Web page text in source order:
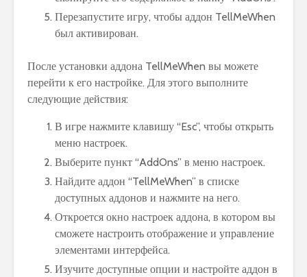
Перезапустите игру, чтобы аддон TellMeWhen
был активирован.
После установки аддона TellMeWhen вы можете
перейти к его настройке. Для этого выполните
следующие действия:
В игре нажмите клавишу “Esc”, чтобы открыть
меню настроек.
Выберите пункт “AddOns” в меню настроек.
Найдите аддон “TellMeWhen” в списке
доступных аддонов и нажмите на него.
Откроется окно настроек аддона, в котором вы
сможете настроить отображение и управление
элементами интерфейса.
Изучите доступные опции и настройте аддон в